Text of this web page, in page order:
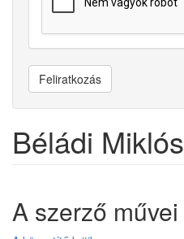
Feliratkozás
Béládi Miklós
A szerző művei